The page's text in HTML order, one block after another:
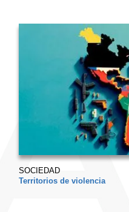
SOCIEDAD
Territorios de violencia